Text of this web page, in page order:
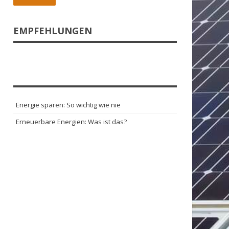
EMPFEHLUNGEN
Energie sparen: So wichtig wie nie
Erneuerbare Energien: Was ist das?